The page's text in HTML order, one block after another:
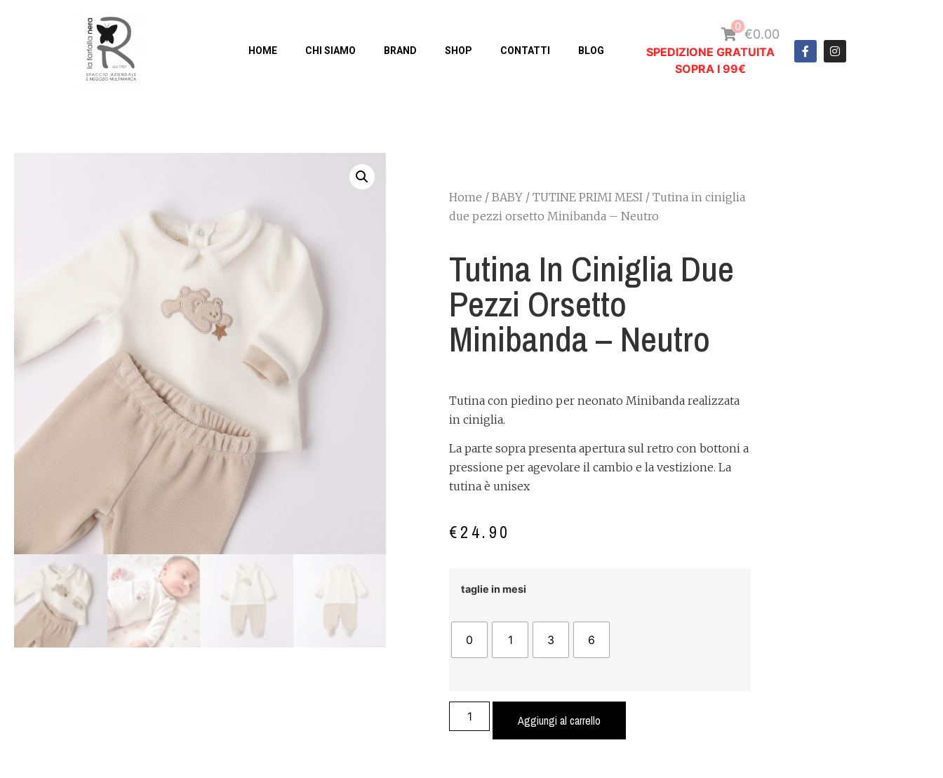
HOME CHI SIAMO BRAND SHOP CONTATTI BLOG
0
€0.00
SPEDIZIONE GRATUITA
SOPRA I 99€
Home / BABY / TUTINE PRIMI MESI / Tutina in ciniglia
due pezzi orsetto Minibanda – Neutro
Tutina In Ciniglia Due
Pezzi Orsetto
Minibanda – Neutro
Tutina con piedino per neonato Minibanda realizzata
in ciniglia.
La parte sopra presenta apertura sul retro con bottoni a
pressione per agevolare il cambio e la vestizione. La
tutina è unisex
€24.90
taglie in mesi
0 1 3 6
Aggiungi al carrello